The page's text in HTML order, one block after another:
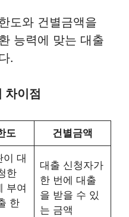
도와 건별금액을
능력에 맞는 대출
.
차이점
도 건별금액
이 대
한
부여
한
대출 신청자가
한 번에 대출
을 받을 수 있
는 금액